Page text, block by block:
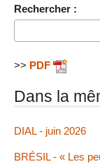
Rechercher :
>> PDF
Dans la
DIAL - juin 2026
BRÉSIL - « Les